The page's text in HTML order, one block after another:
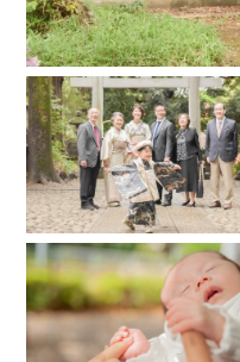
●撮影場所 /住所（撮影許
けしております。撮影許
とスムーズです）
●当日撮影に参加される人
齢や、家族構成など）
お手数ですがよろしくお
.
○神社仏閣、商業施設、公
ファーが不可の場合もござ
事前に「プロのフォトグ
か？」をご希望のロケー
ーズにご相談をお受けする